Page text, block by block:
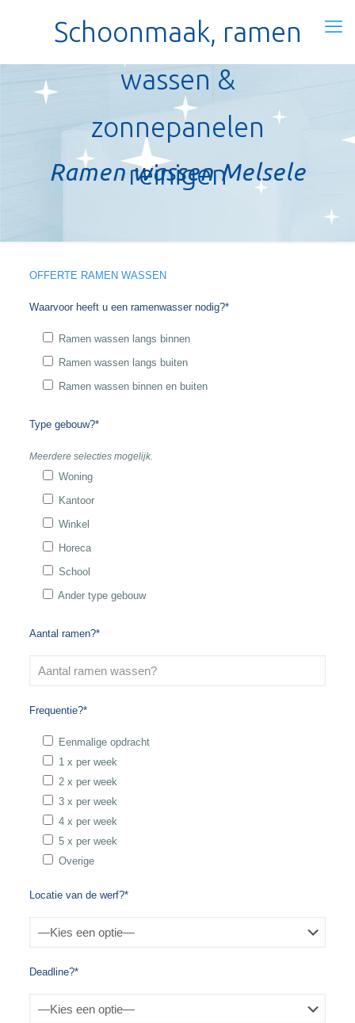
Schoonmaak, ramen
wassen &
zonnepanelen
reinigen
Ramen wassen Melsele
OFFERTE RAMEN WASSEN
Waarvoor heeft u een ramenwasser nodig?*
Ramen wassen langs binnen
Ramen wassen langs buiten
Ramen wassen binnen en buiten
Type gebouw?*
Meerdere selecties mogelijk.
Woning
Kantoor
Winkel
Horeca
School
Ander type gebouw
Aantal ramen?*
Frequentie?*
Eenmalige opdracht
1 x per week
2 x per week
3 x per week
4 x per week
5 x per week
Overige
Locatie van de werf?*
Deadline?*